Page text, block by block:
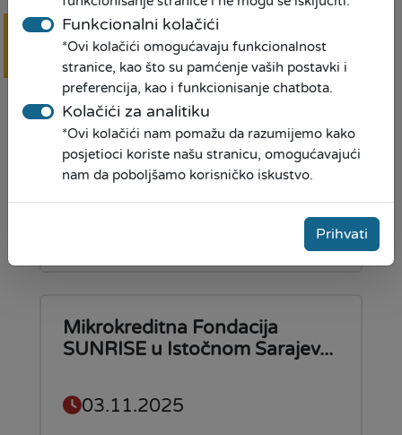
Donacija nastavnih sredstava
JU Osnovna Škola „Vuk...
07.11.2025
Donacija nastavnih sredstava
JU OŠ „Vuk Karadžić“ –
Omarska, Prijedor
Mikrokreditna Fondacija
SUNRISE u Istočnom Sarajev...
03.11.2025
Funkcionalni kolačići
*Ovi kolačići omogućavaju funkcionalnost
stranice, kao što su pamćenje vaših postavki i
preferencija, kao i funkcionisanje chatbota.
Kolačići za analitiku
*Ovi kolačići nam pomažu da razumijemo kako
posjetioci koriste našu stranicu, omogućavajući
nam da poboljšamo korisničko iskustvo.
Prihvati